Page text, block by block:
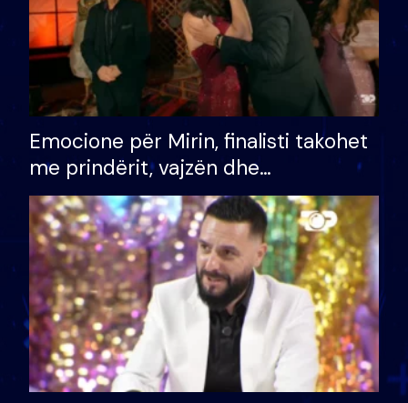
Emocione për Mirin, finalisti takohet
me prindërit, vajzën dhe
bashkëshorten: S’kemi ndonjë letër
divorci apo jo?